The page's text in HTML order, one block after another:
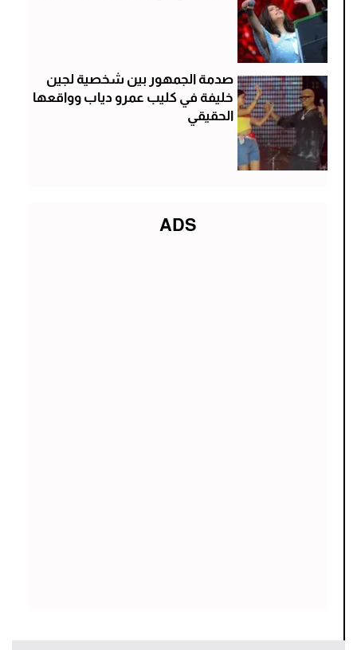
صدمة الجمهور بين شخصية لجين
خليفة في كليب عمرو دياب وواقعها
الحقيقي
ADS